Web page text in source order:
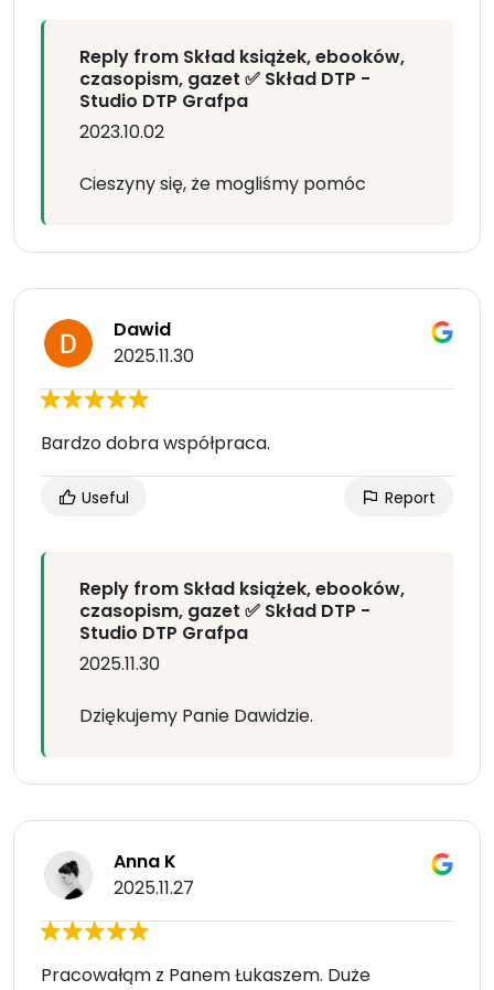
Reply from Skład książek, ebooków,
czasopism, gazet ✅ Skład DTP -
Studio DTP Grafpa
2023.10.02
Cieszyny się, że mogliśmy pomóc
Dawid
2025.11.30
Bardzo dobra współpraca.
Useful Report
Reply from Skład książek, ebooków,
czasopism, gazet ✅ Skład DTP -
Studio DTP Grafpa
2025.11.30
Dziękujemy Panie Dawidzie.
Anna K
2025.11.27
Pracowałąm z Panem Łukaszem. Duże